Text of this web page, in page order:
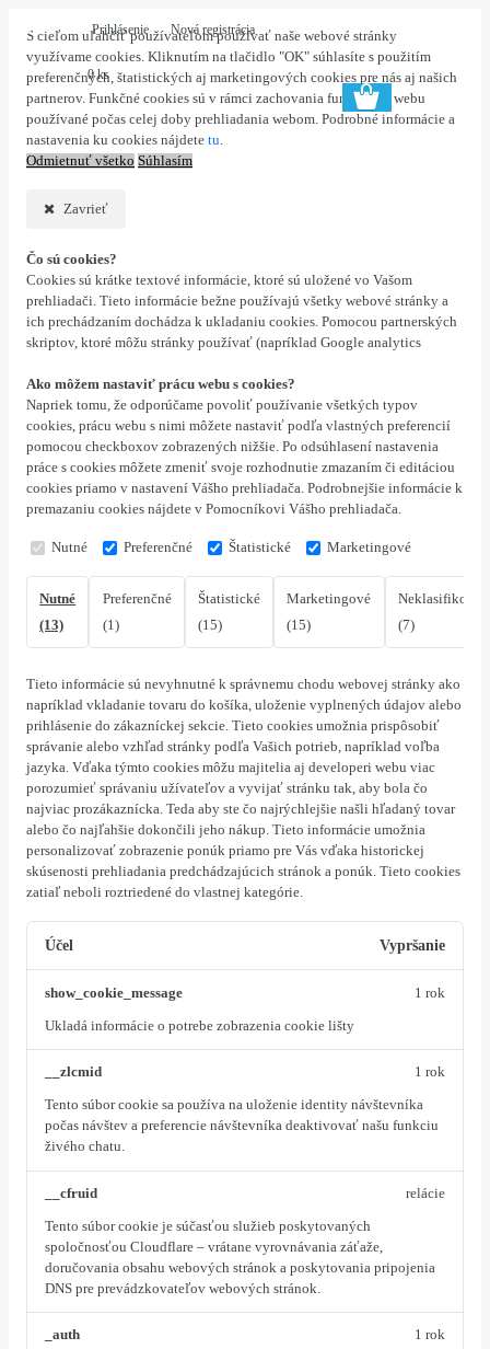
S cieľom uľahčiť používateľom používať naše webové stránky
využívame cookies. Kliknutím na tlačidlo "OK" súhlasíte s použitím
preferenčných, štatistických aj marketingových cookies pre nás aj našich
partnerov. Funkčné cookies sú v rámci zachovania funkčnosti webu
používané počas celej doby prehliadania webom. Podrobné informácie a
nastavenia ku cookies nájdete tu.
Odmietnuť všetko Súhlasím
Zavrieť
Čo sú cookies?
Cookies sú krátke textové informácie, ktoré sú uložené vo Vašom
prehliadači. Tieto informácie bežne používajú všetky webové stránky a
ich prechádzaním dochádza k ukladaniu cookies. Pomocou partnerských
skriptov, ktoré môžu stránky používať (napríklad Google analytics
Ako môžem nastaviť prácu webu s cookies?
Napriek tomu, že odporúčame povoliť používanie všetkých typov
cookies, prácu webu s nimi môžete nastaviť podľa vlastných preferencií
pomocou checkboxov zobrazených nižšie. Po odsúhlasení nastavenia
práce s cookies môžete zmeniť svoje rozhodnutie zmazaním či editáciou
cookies priamo v nastavení Vášho prehliadača. Podrobnejšie informácie k
premazaniu cookies nájdete v Pomocníkovi Vášho prehliadača.
Nutné Preferenčné Štatistické Marketingové
Nutné
(13)
Preferenčné
(1)
Štatistické
(15)
Marketingové
(15)
(7)
Tieto informácie sú nevyhnutné k správnemu chodu webovej stránky ako
napríklad vkladanie tovaru do košíka, uloženie vyplnených údajov alebo
prihlásenie do zákazníckej sekcie. Tieto cookies umožnia prispôsobiť
správanie alebo vzhľad stránky podľa Vašich potrieb, napríklad voľba
jazyka. Vďaka týmto cookies môžu majitelia aj developeri webu viac
porozumieť správaniu užívateľov a vyvijať stránku tak, aby bola čo
najviac prozákaznícka. Teda aby ste čo najrýchlejšie našli hľadaný tovar
alebo čo najľahšie dokončili jeho nákup. Tieto informácie umožnia
personalizovať zobrazenie ponúk priamo pre Vás vďaka historickej
skúsenosti prehliadania predchádzajúcich stránok a ponúk. Tieto cookies
zatiaľ neboli roztriedené do vlastnej kategórie.
Účel Vypršanie
show_cookie_message
Ukladá informácie o potrebe zobrazenia cookie lišty
1 rok
__zlcmid
Tento súbor cookie sa používa na uloženie identity návštevníka
počas návštev a preferencie návštevníka deaktivovať našu funkciu
živého chatu.
1 rok
__cfruid
Tento súbor cookie je súčasťou služieb poskytovaných
spoločnosťou Cloudflare – vrátane vyrovnávania záťaže,
doručovania obsahu webových stránok a poskytovania pripojenia
DNS pre prevádzkovateľov webových stránok.
relácie
_auth 1 rok
Prihlásenie Nová registrácia
0 ks